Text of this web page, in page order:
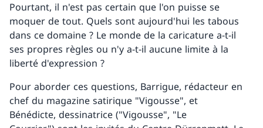
Pourtant, il n'est pas certain que l'on puisse se
moquer de tout. Quels sont aujourd'hui les tabous
dans ce domaine ? Le monde de la caricature a-t-il
ses propres règles ou n'y a-t-il aucune limite à la
liberté d'expression ?
Pour aborder ces questions, Barrigue, rédacteur en
chef du magazine satirique "Vigousse", et
Bénédicte, dessinatrice ("Vigousse", "Le